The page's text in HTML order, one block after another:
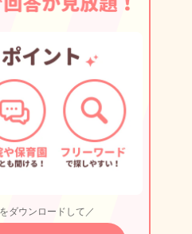
ダウンロードして／